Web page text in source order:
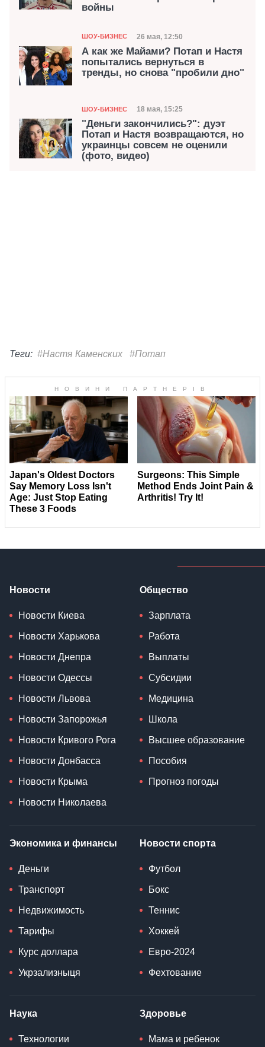
войны
Категория
ШОУ-БИЗНЕС Дата публикации
26 мая, 12:50
А как же Майами? Потап и Настя
попытались вернуться в
тренды, но снова "пробили дно"
Категория
ШОУ-БИЗНЕС Дата публикации
18 мая, 15:25
"Деньги закончились?": дуэт
Потап и Настя возвращаются, но
украинцы совсем не оценили
(фото, видео)
Теги: #Настя Каменских #Потап
Новости
Новости Киева
Новости Харькова
Новости Днепра
Новости Одессы
Новости Львова
Новости Запорожья
Новости Кривого Рога
Новости Донбасса
Новости Крыма
Новости Николаева
Общество
Зарплата
Работа
Выплаты
Субсидии
Медицина
Школа
Высшее образование
Пособия
Прогноз погоды
Экономика и финансы
Деньги
Транспорт
Недвижимость
Тарифы
Курс доллара
Укрзализныця
Новости спорта
Футбол
Бокс
Теннис
Хоккей
Евро-2024
Фехтование
Наука
Технологии
Здоровье
Мама и ребенок